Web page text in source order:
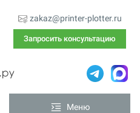
zakaz@printer-plotter.ru
Запросить консультацию
Меню